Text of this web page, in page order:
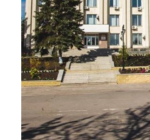
președintelui
raionului
Cimișlia
Direcția
Finanțe